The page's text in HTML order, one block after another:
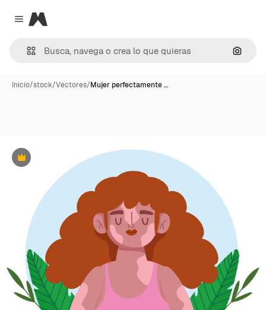
Close menu
Magnific
Inicio/stock/Vectores/Mujer perfectamente …
Premium